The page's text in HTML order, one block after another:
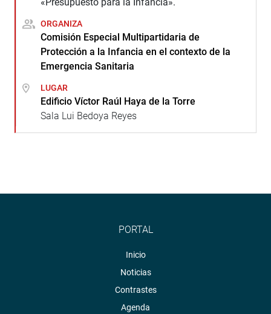
ORGANIZA
Comisión Especial Multipartidaria de
Protección a la Infancia en el contexto de la
Emergencia Sanitaria
LUGAR
Edificio Víctor Raúl Haya de la Torre
Sala Lui Bedoya Reyes
PORTAL
Inicio
Noticias
Contrastes
Agenda